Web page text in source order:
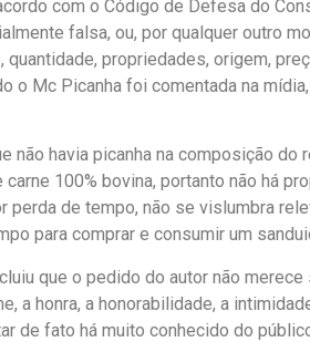
com o Código de Defesa do
falsa, ou, por qualquer outro
quantidade, propriedades, origem,
o Mc Picanha foi comentada na
não havia picanha na composição
100% bovina, portanto não há
de tempo, não se vislumbra
para comprar e consumir um
que o pedido do autor não
a honra, a honorabilidade, a
de fato há muito conhecido do